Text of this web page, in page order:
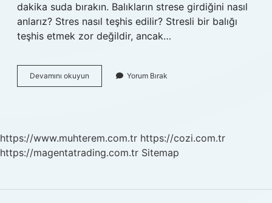
dakika suda bırakın. Balıkların strese girdiğini nasıl
anlarız? Stres nasıl teşhis edilir? Stresli bir balığı
teşhis etmek zor değildir, ancak…
Devamını okuyun
Hasta
Yorum Bırak
https://www.muhterem.com.tr https://cozi.com.tr
https://magentatrading.com.tr Sitemap